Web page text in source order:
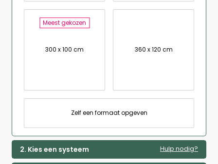
Meest gekozen
300 x 100 cm 360 x 120 cm
Zelf een formaat opgeven
2. Kies een systeem Hulp nodig?